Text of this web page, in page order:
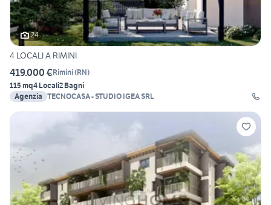
24
4 LOCALI A RIMINI
419.000 €Rimini(RN)
115 mq4 Locali2 Bagni
Agenzia TECNOCASA - STUDIO IGEA SRL